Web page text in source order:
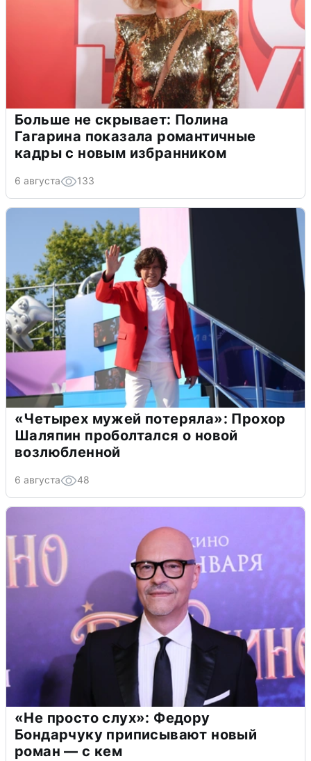
Больше не скрывает: Полина
Гагарина показала романтичные
кадры с новым избранником
6 августа 133
«Четырех мужей потеряла»: Прохор
Шаляпин проболтался о новой
возлюбленной
6 августа 48
«Не просто слух»: Федору
Бондарчуку приписывают новый
роман — с кем